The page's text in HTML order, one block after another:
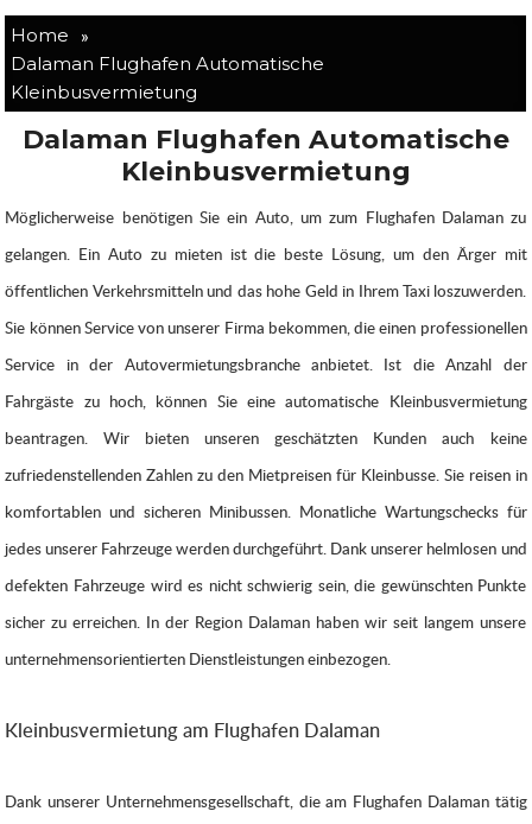
Home »
Dalaman Flughafen Automatische
Kleinbusvermietung
Dalaman Flughafen Automatische
Kleinbusvermietung
Möglicherweise benötigen Sie ein Auto, um zum Flughafen Dalaman zu
gelangen. Ein Auto zu mieten ist die beste Lösung, um den Ärger mit
öffentlichen Verkehrsmitteln und das hohe Geld in Ihrem Taxi loszuwerden.
Sie können Service von unserer Firma bekommen, die einen professionellen
Service in der Autovermietungsbranche anbietet. Ist die Anzahl der
Fahrgäste zu hoch, können Sie eine automatische Kleinbusvermietung
beantragen. Wir bieten unseren geschätzten Kunden auch keine
zufriedenstellenden Zahlen zu den Mietpreisen für Kleinbusse. Sie reisen in
komfortablen und sicheren Minibussen. Monatliche Wartungschecks für
jedes unserer Fahrzeuge werden durchgeführt. Dank unserer helmlosen und
defekten Fahrzeuge wird es nicht schwierig sein, die gewünschten Punkte
sicher zu erreichen. In der Region Dalaman haben wir seit langem unsere
unternehmensorientierten Dienstleistungen einbezogen.
Kleinbusvermietung am Flughafen Dalaman
Dank unserer Unternehmensgesellschaft, die am Flughafen Dalaman tätig